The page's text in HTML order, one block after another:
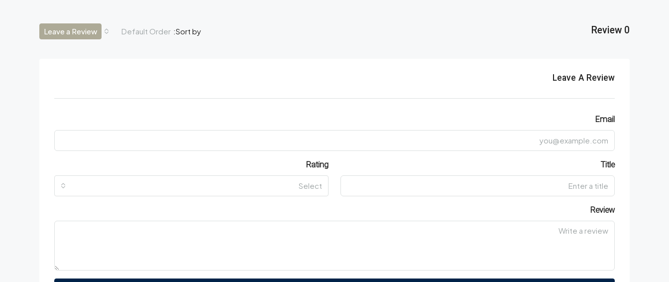
0 Review
Sort by:
Default Order
Leave a Review
Leave A Review
Email
Title
Rating
Select
Review